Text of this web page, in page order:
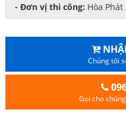
- Đơn vị thi công: Hòa Phát
Chúng tôi
Gọi cho